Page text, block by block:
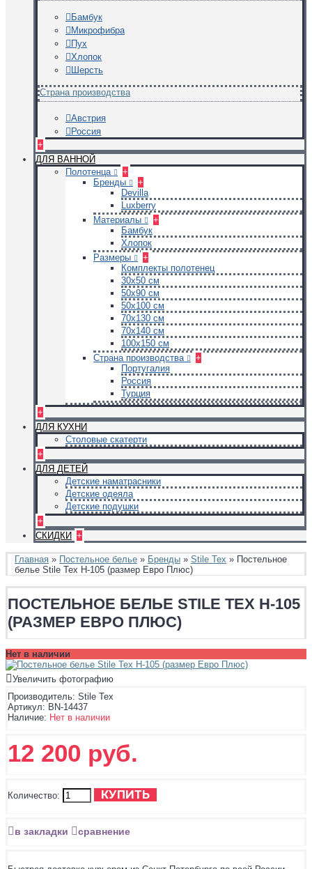
Бамбук
Микрофибра
Пух
Хлопок
Шерсть
Страна производства
Австрия
Россия
+
ДЛЯ ВАННОЙ
Полотенца
+
Бренды
+
Devilla
Luxberry
Материалы
+
Бамбук
Хлопок
Размеры
+
Комплекты полотенец
30х50 см
50х90 см
50х100 см
70х130 см
70х140 см
100х150 см
Страна производства
+
Португалия
Россия
Турция
+
ДЛЯ КУХНИ
Столовые скатерти
+
ДЛЯ ДЕТЕЙ
Детские наматрасники
Детские одеяла
Детские подушки
+
СКИДКИ +
Главная » Постельное белье » Бренды » Stile Tex » Постельное
белье Stile Tex H-105 (размер Евро Плюс)
ПОСТЕЛЬНОЕ БЕЛЬЕ STILE TEX H-105
(РАЗМЕР ЕВРО ПЛЮС)
Нет в наличии
Увеличить фотографию
Производитель: Stile Tex
Артикул: BN-14437
Наличие: Нет в наличии
12 200 руб.
Количество: КУПИТЬ
в закладки сравнение